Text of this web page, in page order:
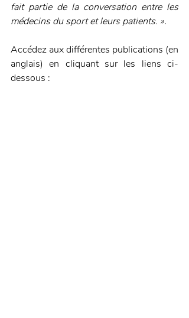
fait partie de la conversation entre les
médecins du sport et leurs patients. ».
Accédez aux différentes publications (en
anglais) en cliquant sur les liens ci-
dessous :